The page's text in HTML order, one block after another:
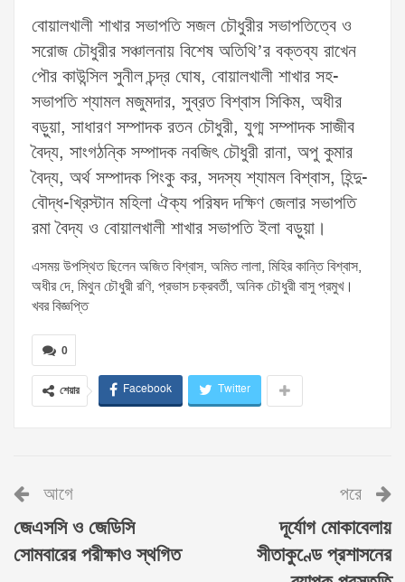
বোয়ালখালী শাখার সভাপতি সজল চৌধুরীর সভাপতিত্বে ও
সরোজ চৌধুরীর সঞ্চালনায় বিশেষ অতিথি’র বক্তব্য রাখেন
পৌর কাউন্সিল সুনীল চন্দ্র ঘোষ, বোয়ালখালী শাখার সহ-
সভাপতি শ্যামল মজুমদার, সুব্রত বিশ্বাস সিকিম, অধীর
বড়ুয়া, সাধারণ সম্পাদক রতন চৌধুরী, যুগ্ম সম্পাদক সাজীব
বৈদ্য, সাংগঠন্কি সম্পাদক নবজিৎ চৌধুরী রানা, অপু কুমার
বৈদ্য, অর্থ সম্পাদক পিংকু কর, সদস্য শ্যামল বিশ্বাস, হিন্দু-
বৌদ্ধ-খ্রিস্টান মহিলা ঐক্য পরিষদ দক্ষিণ জেলার সভাপতি
রমা বৈদ্য ও বোয়ালখালী শাখার সভাপতি ইলা বড়ুয়া।
এসময় উপস্থিত ছিলেন অজিত বিশ্বাস, অমিত লালা, মিহির কান্তি বিশ্বাস,
অধীর দে, মিথুন চৌধুরী রণি, প্রভাস চক্রবর্তী, অনিক চৌধুরী বাসু প্রমুখ।
খবর বিজ্ঞপ্তি
0
শেয়ার Facebook Twitter
আগে
জেএসসি ও জেডিসি
সোমবারের পরীক্ষাও স্থগিত
পরে
দূর্যোগ মোকাবেলায়
সীতাকুণ্ডে প্রশাসনের